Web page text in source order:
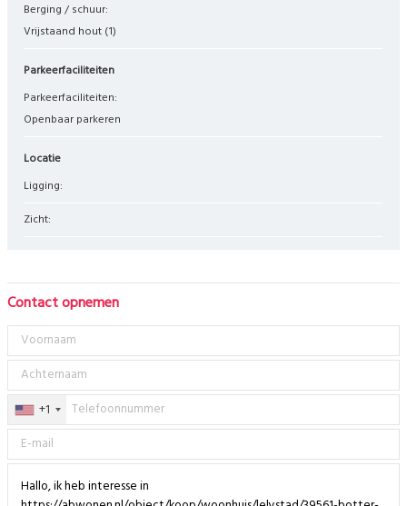
Berging / schuur:
Vrijstaand hout (1)
Parkeerfaciliteiten
Parkeerfaciliteiten:
Openbaar parkeren
Locatie
Ligging:
Zicht:
Contact opnemen
+1